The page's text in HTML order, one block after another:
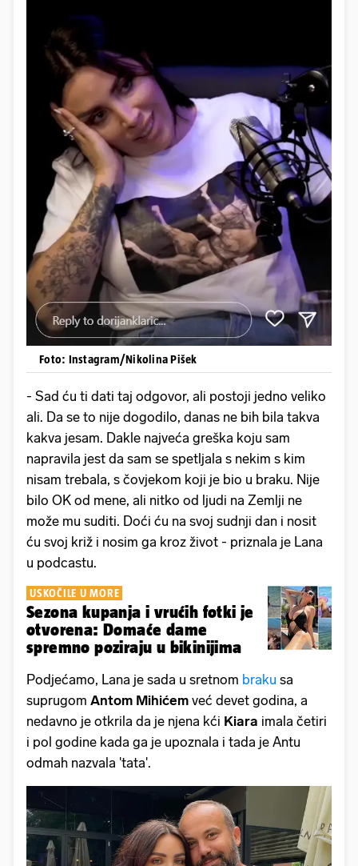
Foto: Instagram/Nikolina Pišek
- Sad ću ti dati taj odgovor, ali postoji jedno veliko
ali. Da se to nije dogodilo, danas ne bih bila takva
kakva jesam. Dakle najveća greška koju sam
napravila jest da sam se spetljala s nekim s kim
nisam trebala, s čovjekom koji je bio u braku. Nije
bilo OK od mene, ali nitko od ljudi na Zemlji ne
može mu suditi. Doći ću na svoj sudnji dan i nosit
ću svoj križ i nosim ga kroz život - priznala je Lana
u podcastu.
USKOČILE U MORE
Sezona kupanja i vrućih fotki je
otvorena: Domaće dame
spremno poziraju u bikinijima
Podjećamo, Lana je sada u sretnom braku sa
suprugom Antom Mihićem već devet godina, a
nedavno je otkrila da je njena kći Kiara imala četiri
i pol godine kada ga je upoznala i tada je Antu
odmah nazvala 'tata'.